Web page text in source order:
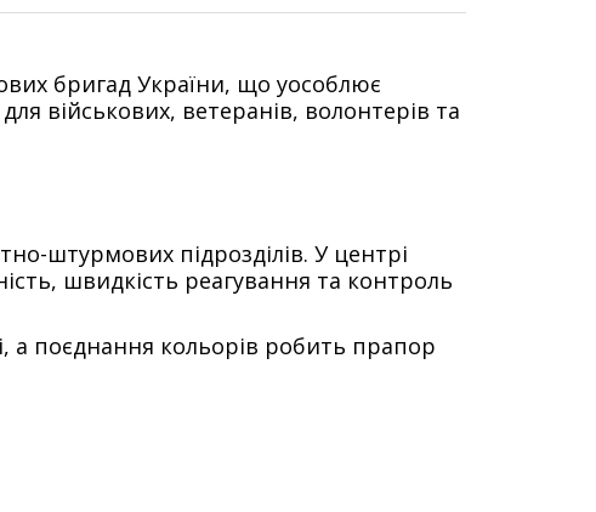
бригад України, що уособлює
військових, ветеранів, волонтерів та
штурмових підрозділів. У центрі
швидкість реагування та контроль
а поєднання кольорів робить прапор